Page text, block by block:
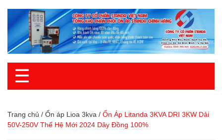
☰
Trang chủ / Ổn áp Lioa 3kva / Ổn Áp Litanda 3KVA DRI 3KW Dải
50V-250V Thế Hệ Mới 2024 Dây Đồng 100%